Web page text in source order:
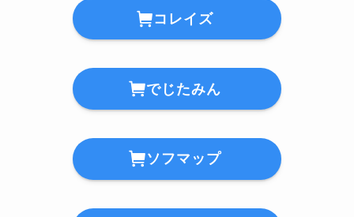
コレイズ
でじたみん
ソフマップ